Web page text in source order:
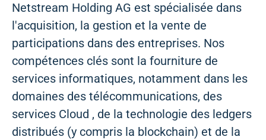
Netstream Holding AG est spécialisée dans
l'acquisition, la gestion et la vente de
participations dans des entreprises. Nos
compétences clés sont la fourniture de
services informatiques, notamment dans les
domaines des télécommunications, des
services Cloud , de la technologie des ledgers
distribués (y compris la blockchain) et de la